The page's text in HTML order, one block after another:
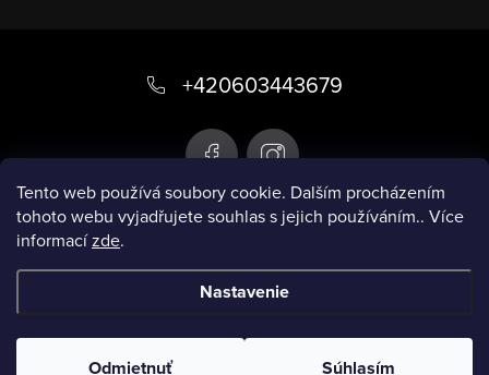
Tento web používá soubory cookie. Dalším procházením
tohoto webu vyjadřujete souhlas s jejich používáním.. Více
informacízde.
Nastavenie
Odmietnuť Súhlasím
ä
Infobox
+420603443679
vyhradené.